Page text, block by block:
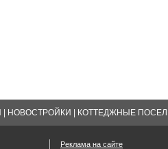
НОВОСТРОЙКИ КОТТЕДЖНЫЕ
Реклама на сайте